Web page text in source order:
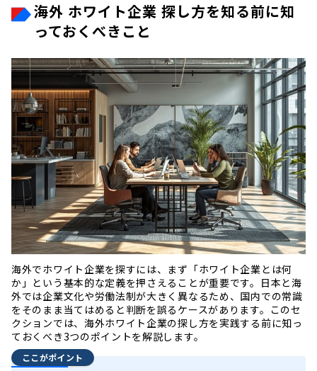
海外 ホワイト企業 探し方を知る前に知
っておくべきこと
海外でホワイト企業を探すには、まず「ホワイト企業とは何
か」という基本的な定義を押さえることが重要です。日本と海
外では企業文化や労働法制が大きく異なるため、国内での常識
をそのまま当てはめると判断を誤るケースがあります。このセ
クションでは、海外ホワイト企業の探し方を実践する前に知っ
ておくべき3つのポイントを解説します。
ここがポイント